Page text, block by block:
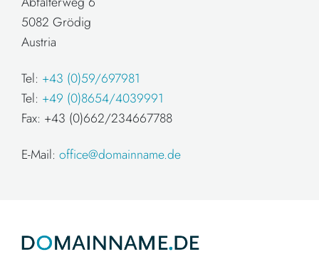
5082 Grödig
Austria
Tel: +43 (0)59/697981
Tel: +49 (0)8654/4039991
Fax: +43 (0)662/234667788
E-Mail: office@domainname.de